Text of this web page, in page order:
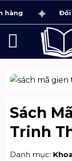
qua
Đổi
Sách
Trinh
Kịch
Danh mục: